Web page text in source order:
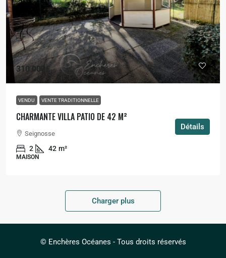
310 000€
VENDU VENTE TRADITIONNELLE
CHARMANTE VILLA PATIO DE 42 M²
Seignosse
2 42 m²
MAISON
Détails
Charger plus
© Enchères Océanes - Tous droits réservés